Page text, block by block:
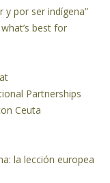
y por ser indígena”
best for
Partnerships
Ceuta
la lección europea